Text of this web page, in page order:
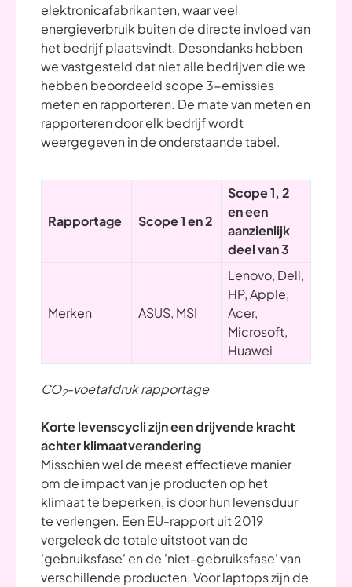
elektronicafabrikanten, waar veel
energieverbruik buiten de directe invloed van
het bedrijf plaatsvindt. Desondanks hebben
we vastgesteld dat niet alle bedrijven die we
hebben beoordeeld scope 3-emissies
meten en rapporteren. De mate van meten en
rapporteren door elk bedrijf wordt
weergegeven in de onderstaande tabel.
Rapportage Scope 1 en 2
Scope 1, 2
en een
aanzienlijk
deel van 3
Merken ASUS, MSI
Lenovo, Dell,
HP, Apple,
Acer,
Microsoft,
Huawei
CO2-voetafdruk rapportage
Korte levenscycli zijn een drijvende kracht
achter klimaatverandering
Misschien wel de meest effectieve manier
om de impact van je producten op het
klimaat te beperken, is door hun levensduur
te verlengen. Een EU-rapport uit 2019
vergeleek de totale uitstoot van de
'gebruiksfase' en de 'niet-gebruiksfase' van
verschillende producten. Voor laptops zijn de